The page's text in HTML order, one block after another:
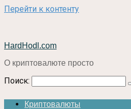
Перейти к контенту
HardHodl.com
О криптовалюте просто
Поиск:
Криптовалюты